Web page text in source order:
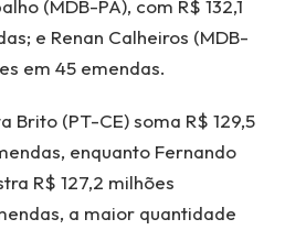
(MDB-PA), com R$ 132,1
e Renan Calheiros (MDB-
em 45 emendas.
Brito (PT-CE) soma R$ 129,5
enquanto Fernando
R$ 127,2 milhões
a maior quantidade